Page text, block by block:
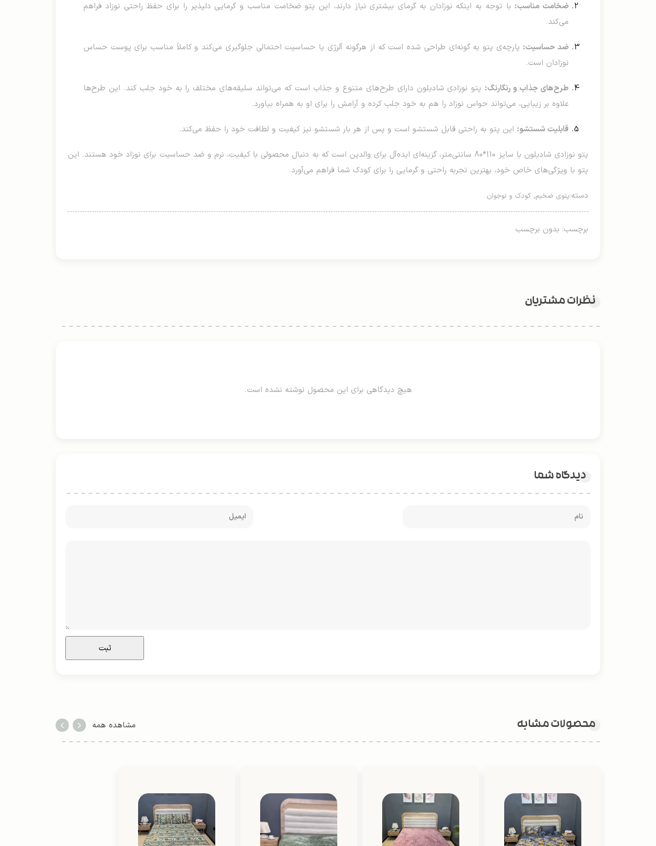
ضخامت مناسب: با توجه به اینکه نوزادان به گرمای بیشتری نیاز دارند، این پتو ضخامت مناسب و گرمایی دلپذیر را برای حفظ راحتی نوزاد فراهم
می‌کند.
ضد حساسیت: پارچه‌ی پتو به گونه‌ای طراحی شده است که از هرگونه آلرژی یا حساسیت احتمالی جلوگیری می‌کند و کاملاً مناسب برای پوست حساس
نوزادان است.
طرح‌های جذاب و رنگارنگ: پتو نوزادی شادیلون دارای طرح‌های متنوع و جذاب است که می‌تواند سلیقه‌های مختلف را به خود جلب کند. این طرح‌ها
علاوه بر زیبایی، می‌تواند حواس نوزاد را هم به خود جلب کرده و آرامش را برای او به همراه بیاورد.
قابلیت شستشو: این پتو به راحتی قابل شستشو است و پس از هر بار شستشو نیز کیفیت و لطافت خود را حفظ می‌کند.
پتو نوزادی شادیلون با سایز 110*80 سانتی‌متر، گزینه‌ای ایده‌آل برای والدین است که به دنبال محصولی با کیفیت، نرم و ضد حساسیت برای نوزاد خود هستند. این
پتو با ویژگی‌های خاص خود، بهترین تجربه راحتی و گرمایی را برای کودک شما فراهم می‌آورد.
دسته:پتوی ضخیم, کودک و نوجوان
برچسب: بدون برچسب
نظرات مشتریان
هیچ دیدگاهی برای این محصول نوشته نشده است.
دیدگاه شما
محصولات مشابه مشاهده همه